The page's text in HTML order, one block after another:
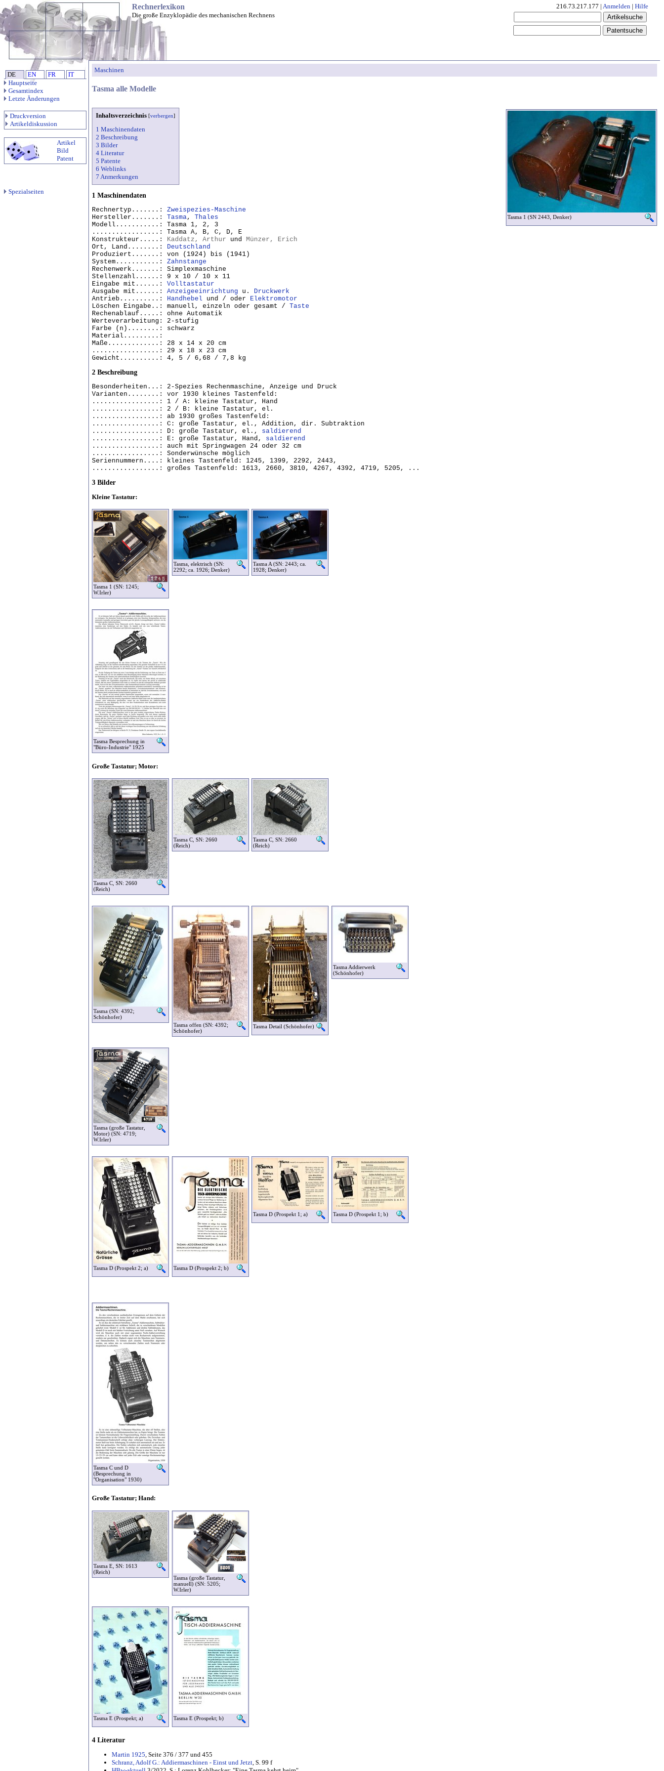
Rechnerlexikon
Die große Enzyklopädie des mechanischen Rechnens
216.73.217.177 | Anmelden | Hilfe
DE EN FR
IT
Hauptseite
Gesamtindex
Letzte Änderungen
Druckversion
Artikeldiskussion
Artikel
Bild
Patent
Spezialseiten
Maschinen
Tasma alle Modelle
Tasma 1 (SN 2443, Denker)
Inhaltsverzeichnis [verbergen]
1 Maschinendaten
2 Beschreibung
3 Bilder
4 Literatur
5 Patente
6 Weblinks
7 Anmerkungen
1 Maschinendaten
Rechnertyp.......: Zweispezies-Maschine
Hersteller.......: Tasma, Thales
Modell...........: Tasma 1, 2, 3
.................: Tasma A, B, C, D, E
Konstrukteur.....:
Kaddatz, Arthur und Münzer, Erich
Ort, Land........:
Deutschland
Produziert.......: von (1924) bis (1941)
System...........: Zahnstange
Rechenwerk.......: Simplexmaschine
Stellenzahl......: 9 x 10 / 10 x 11
Eingabe mit......: Volltastatur
Ausgabe mit......: Anzeigeeinrichtung u.
Druckwerk
Antrieb..........:
Handhebel und / oder
Elektromotor
Löschen Eingabe..: manuell, einzeln oder gesamt / Taste
Rechenablauf.....: ohne Automatik
Werteverarbeitung: 2-stufig
Farbe (n)........: schwarz
Material.........:
Maße.............: 28 x 14 x 20 cm
.................: 29 x 18 x 23 cm
Gewicht..........: 4, 5 / 6,68 / 7,8 kg
2 Beschreibung
Besonderheiten...: 2-Spezies Rechenmaschine, Anzeige und Druck
Varianten........: vor 1930 kleines Tastenfeld:
.................: 1 / A: kleine Tastatur, Hand
.................: 2 / B: kleine Tastatur, el.
.................: ab 1930 großes Tastenfeld:
.................: C: große Tastatur, el., Addition, dir. Subtraktion
.................: D: große Tastatur, el., saldierend
.................: E: große Tastatur, Hand, saldierend
.................: auch mit Springwagen 24 oder 32 cm
.................: Sonderwünsche möglich
Seriennummern....: kleines Tastenfeld: 1245, 1399, 2292, 2443,
.................: großes Tastenfeld: 1613, 2660, 3810, 4267, 4392, 4719, 5205, ...
3 Bilder
Kleine Tastatur:
Tasma 1 (SN: 1245;
W.Irler)
Tasma, elektrisch (SN:
2292; ca. 1926; Denker)
Tasma A (SN: 2443; ca.
1928; Denker)
Tasma Besprechung in
"Büro-Industrie" 1925
Große Tastatur; Motor:
Tasma C, SN: 2660
(Reich)
Tasma C, SN: 2660
(Reich)
Tasma C, SN: 2660
(Reich)
Tasma (SN: 4392;
Schönhofer)
Tasma offen (SN: 4392;
Schönhofer)
Tasma Detail (Schönhofer)
Tasma Addierwerk
(Schönhofer)
Tasma (große Tastatur,
Motor) (SN: 4719;
W.Irler)
Tasma D (Prospekt 2; a) Tasma D (Prospekt 2; b)
Tasma D (Prospekt 1; a) Tasma D (Prospekt 1; b)
Tasma C und D
(Besprechung in
"Organisation" 1930)
Große Tastatur; Hand:
Tasma E, SN: 1613
(Reich)
Tasma (große Tastatur,
manuell) (SN: 5205;
W.Irler)
Tasma E (Prospekt; a) Tasma E (Prospekt; b)
4 Literatur
Martin 1925, Seite 376 / 377 und 455
Schranz, Adolf G.: Addiermaschinen - Einst und Jetzt, S. 99 f